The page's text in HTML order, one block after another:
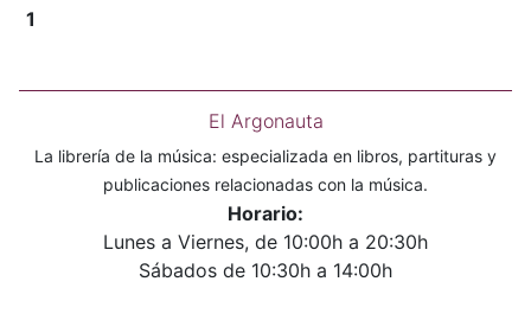
1
El Argonauta
La librería de la música: especializada en libros, partituras y
publicaciones relacionadas con la música.
Horario:
Lunes a Viernes, de 10:00h a 20:30h
Sábados de 10:30h a 14:00h